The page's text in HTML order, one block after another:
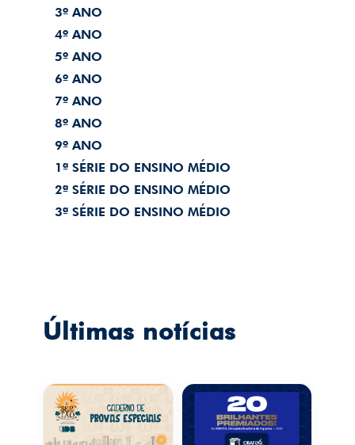
3º ANO
4º ANO
5º ANO
6º ANO
7º ANO
8º ANO
9º ANO
1ª SÉRIE DO ENSINO MÉDIO
2ª SÉRIE DO ENSINO MÉDIO
3ª SÉRIE DO ENSINO MÉDIO
Últimas notícias